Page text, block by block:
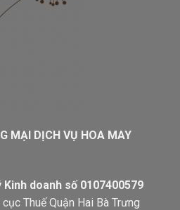
MẠI DỊCH VỤ HOA MAY
doanh số 0107400579
Thuế Quận Hai Bà Trưng